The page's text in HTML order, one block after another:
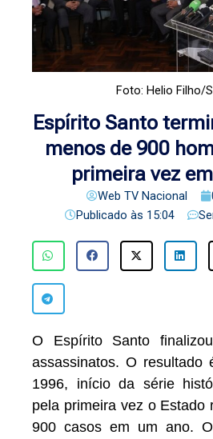
Foto: Helio Filho/
Espírito Santo
menos de 900
primeira vez
Web TV Nacional
Publicado às 15:04
O Espírito Santo
assassinatos. O resultado
1996, início da série
pela primeira vez o Estado
900 casos em um ano.